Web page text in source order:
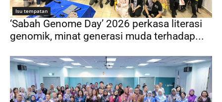
Isu tempatan
‘Sabah Genome Day’ 2026 perkasa literasi
genomik, minat generasi muda terhadap...